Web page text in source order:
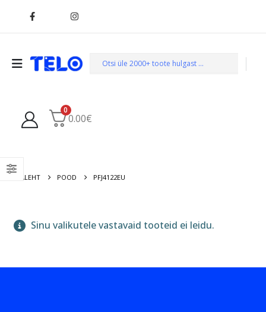
0
0.00€
AVALEHT POOD PFJ4122EU
Sinu valikutele vastavaid tooteid ei leidu.